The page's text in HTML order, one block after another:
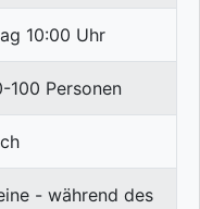
10:00 Uhr
100 Personen
- während des